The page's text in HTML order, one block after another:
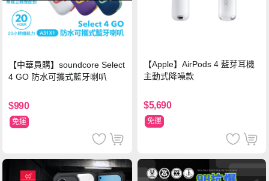
【中華員購】soundcore Select
4 GO 防水可攜式藍牙喇叭
$990
免運
【Apple】AirPods 4 藍芽耳機
主動式降噪款
$5,690
免運